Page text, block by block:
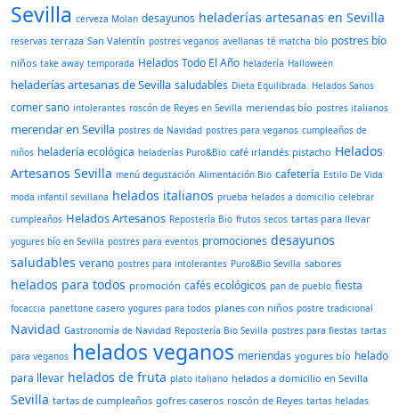
Sevilla cerveza Molan desayunos heladerías artesanas en Sevilla
reservas terraza San Valentín postres veganos avellanas té matcha bío postres bío
niños take away temporada Helados Todo El Año heladería Halloween
heladerías artesanas de Sevilla saludables Dieta Equilibrada. Helados Sanos
comer sano intolerantes roscón de Reyes en Sevilla meriendas bío postres italianos
merendar en Sevilla postres de Navidad postres para veganos cumpleaños de
niños heladería ecológica heladerías Puro&Bio café irlandés pistacho Helados
Artesanos Sevilla menú degustación Alimentación Bio cafetería Estilo De Vida
moda infantil sevillana helados italianos prueba helados a domicilio celebrar
cumpleaños Helados Artesanos Repostería Bio frutos secos tartas para llevar
yogures bío en Sevilla postres para eventos promociones desayunos
saludables verano postres para intolerantes Puro&Bio Sevilla sabores
helados para todos promoción cafés ecológicos pan de pueblo fiesta
focaccia panettone casero yogures para todos planes con niños postre tradicional
Navidad Gastronomía de Navidad Repostería Bio Sevilla postres para fiestas tartas
para veganos helados veganos meriendas yogures bío helado
para llevar helados de fruta plato italiano helados a domicilio en Sevilla
Sevilla tartas de cumpleaños gofres caseros roscón de Reyes tartas heladas